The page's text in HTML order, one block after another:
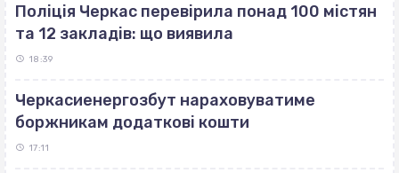
Поліція Черкас перевірила понад 100 містян
та 12 закладів: що виявила
18:39
Черкасиенергозбут нараховуватиме
боржникам додаткові кошти
17:11